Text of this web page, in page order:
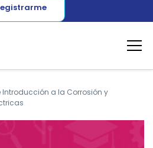
Introducción a la Corrosión y